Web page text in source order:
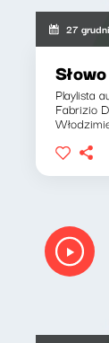
27
Playlista
Fabrizio